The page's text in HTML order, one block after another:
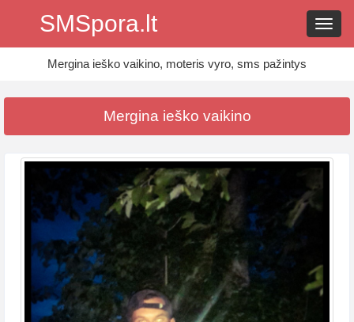
SMSpora.lt
Mergina ieško vaikino, moteris vyro, sms pažintys
Mergina ieško vaikino